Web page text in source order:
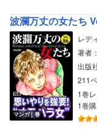
波瀾万丈の女たち
マンガ｜巻
レデ
著者
出版
211
1巻
1巻